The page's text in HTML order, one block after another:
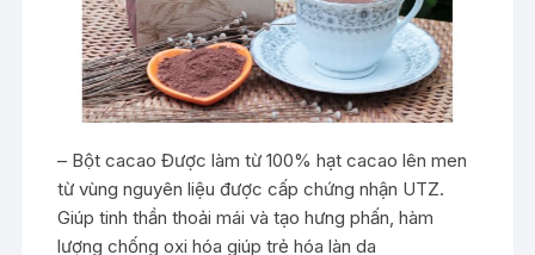
– Bột cacao Được làm từ 100% hạt cacao lên men
từ vùng nguyên liệu được cấp chứng nhận UTZ.
Giúp tinh thần thoải mái và tạo hưng phấn, hàm
lượng chống oxi hóa giúp trẻ hóa làn da